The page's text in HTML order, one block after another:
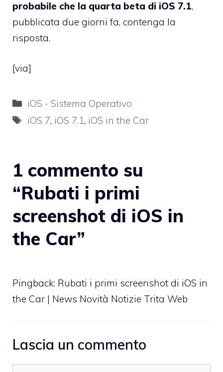
probabile che la quarta beta di iOS 7.1,
pubblicata due giorni fa, contenga la
risposta.
[via]
Categorie
iOS - Sistema Operativo
Tag
iOS 7, iOS 7.1, iOS in the Car
1 commento su
“Rubati i primi
screenshot di iOS in
the Car”
Pingback: Rubati i primi screenshot di iOS in
the Car | News Novità Notizie Trita Web
Lascia un commento